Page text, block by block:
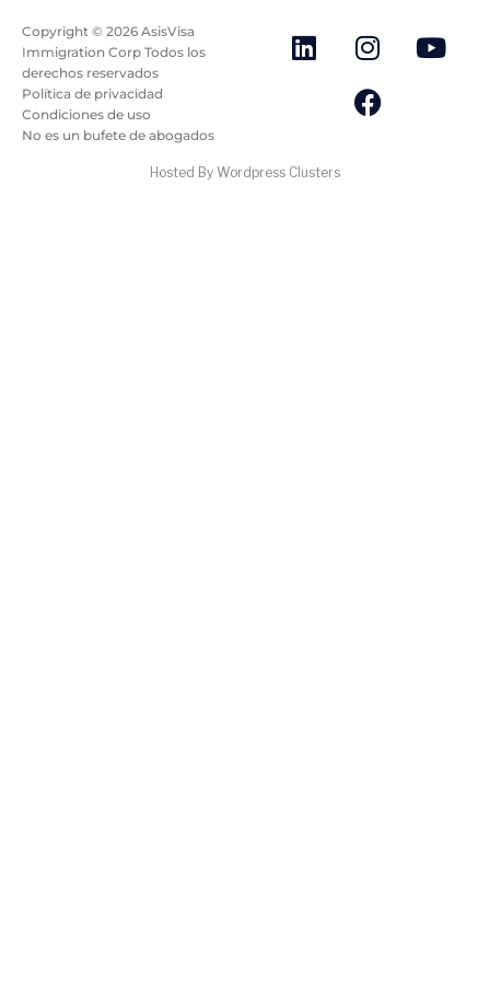
Copyright © 2026 AsisVisa
Immigration Corp Todos los
derechos reservados
Política de privacidad
Condiciones de uso
No es un bufete de abogados
Hosted By Wordpress Clusters